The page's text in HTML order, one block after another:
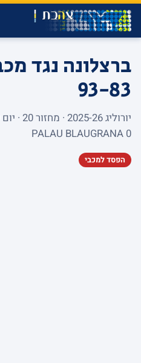
ברצלונה נגד
93-83
PALAU BLAUGRANA 0
הפסד למכבי